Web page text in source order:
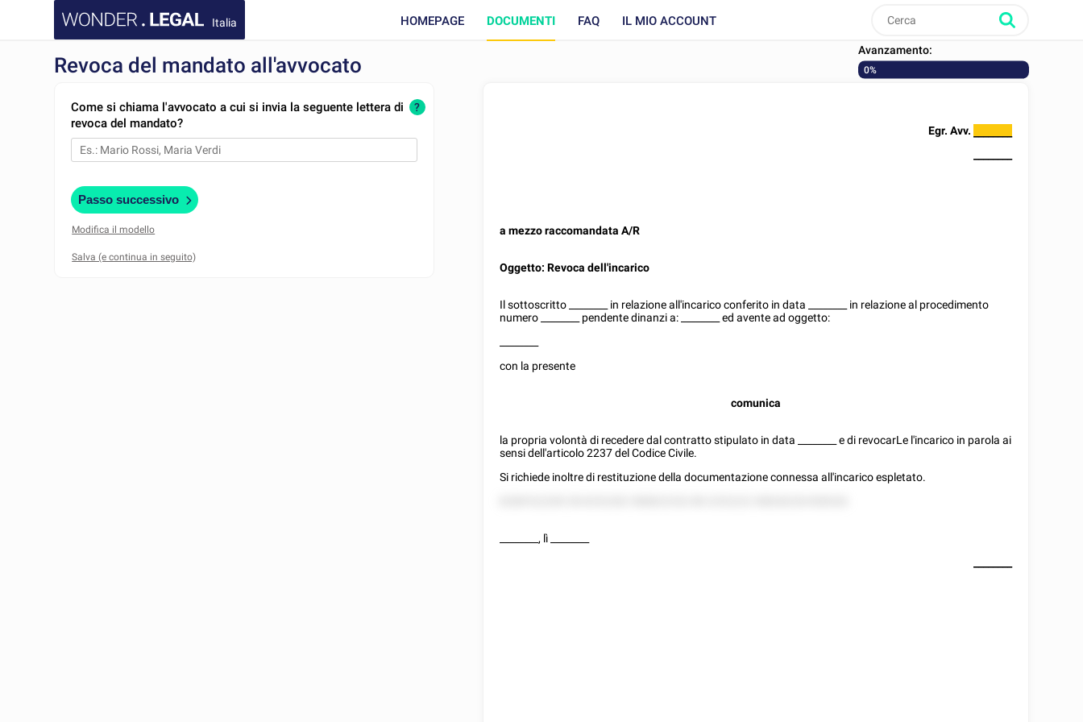
Italia HOMEPAGE DOCUMENTI FAQ IL MIO ACCOUNT
Revoca del mandato all'avvocato
Avanzamento:
0%
Come si chiama l'avvocato a cui si invia la seguente lettera di
revoca del mandato?
?
Passo successivo
Modifica il modello
Egr. Avv.
a mezzo raccomandata A/R
Oggetto: Revoca dell'incarico
Il sottoscritto in relazione all'incarico conferito in data
in relazione al procedimento
numero
pendente dinanzi a:
ed avente ad oggetto:
con la presente
comunica
la propria volontà di recedere dal contratto stipulato in data
e di revocarLe l'incarico in parola ai
sensi dell'articolo 2237 del Codice Civile.
Si richiede inoltre di restituzione della documentazione connessa all'incarico espletato.
, lì